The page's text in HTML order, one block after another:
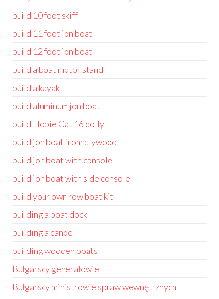
build 10 foot skiff
build 11 foot jon boat
build 12 foot jon boat
build a boat motor stand
build a kayak
build aluminum jon boat
build Hobie Cat 16 dolly
build jon boat from plywood
build jon boat with console
build jon boat with side console
build your own row boat kit
building a boat dock
building a canoe
building wooden boats
Bułgarscy generałowie
Bułgarscy ministrowie spraw wewnętrznych